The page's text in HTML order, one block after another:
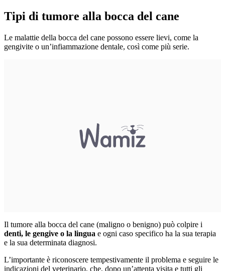
Tipi di tumore alla bocca del cane
Le malattie della bocca del cane possono essere lievi, come la
gengivite o un’infiammazione dentale, così come più serie.
Il tumore alla bocca del cane (maligno o benigno) può colpire i
denti, le gengive o la lingua e ogni caso specifico ha la sua terapia
e la sua determinata diagnosi.
L’importante è riconoscere tempestivamente il problema e seguire le
indicazioni del veterinario, che, dopo un’attenta visita e tutti gli